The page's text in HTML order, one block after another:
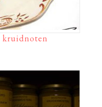
kruidnoten